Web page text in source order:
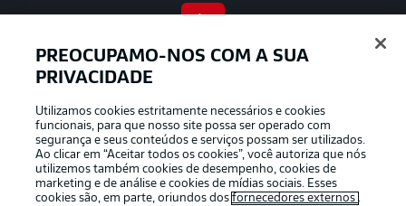
APLICATIVO DA BUNDESLIGA
Oferecido por
PREOCUPAMO-NOS COM A SUA
PRIVACIDADE
Utilizamos cookies estritamente necessários e cookies
funcionais, para que nosso site possa ser operado com
segurança e seus conteúdos e serviços possam ser utilizados.
Ao clicar em “Aceitar todos os cookies”, você autoriza que nós
utilizemos também cookies de desempenho, cookies de
marketing e de análise e cookies de mídias sociais. Esses
cookies são, em parte, oriundos dos fornecedores externos .